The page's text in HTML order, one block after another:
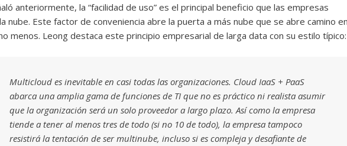
anteriormente, la “facilidad de uso” es el principal beneficio que las empresas
nube. Este factor de conveniencia abre la puerta a más nube que se abre camino en
menos. Leong destaca este principio empresarial de larga data con su estilo típico:
Multicloud es inevitable en casi todas las organizaciones. Cloud IaaS + PaaS
abarca una amplia gama de funciones de TI que no es práctico ni realista asumir
que la organización será un solo proveedor a largo plazo. Así como la empresa
tiende a tener al menos tres de todo (si no 10 de todo), la empresa tampoco
resistirá la tentación de ser multinube, incluso si es compleja y desafiante de